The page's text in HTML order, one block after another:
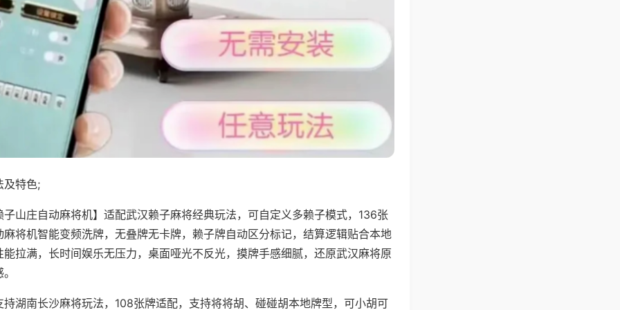
及特色;
子山庄自动麻将机】适配武汉赖子麻将经典玩法，可自定义多赖子模式，136张
将机智能变频洗牌，无叠牌无卡牌，赖子牌自动区分标记，结算逻辑贴合本地
拉满，长时间娱乐无压力，桌面哑光不反光，摸牌手感细腻，还原武汉麻将原
持湖南长沙麻将玩法，108张牌适配，支持将将胡、碰碰胡本地牌型，可小胡可